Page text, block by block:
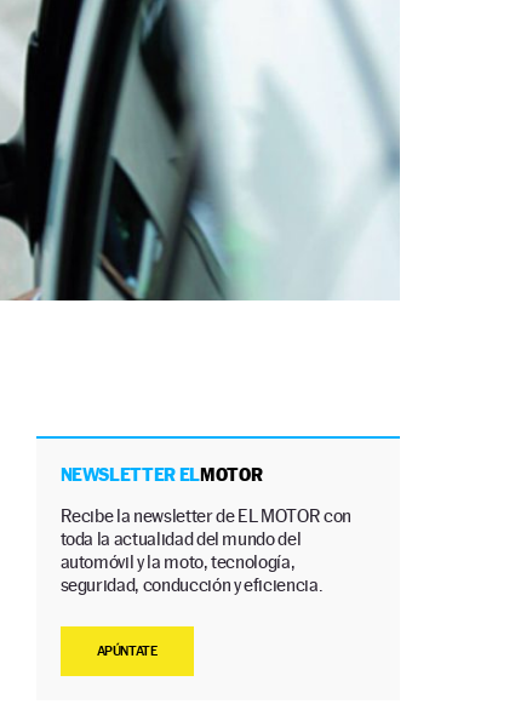
NEWSLETTER ELMOTOR
Recibe la newsletter de EL MOTOR con
toda la actualidad del mundo del
automóvil y la moto, tecnología,
seguridad, conducción y eficiencia.
APÚNTATE